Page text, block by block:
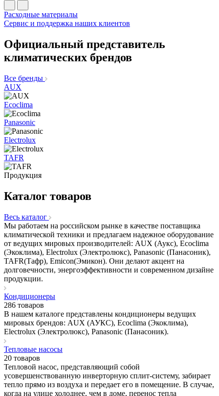
Расходные материалы
Сервис и поддержка наших клиентов
Официальный представитель
климатических брендов
Все бренды
AUX
Ecoclima
Panasonic
Electrolux
TAFR
Продукция
Каталог товаров
Весь каталог
Мы работаем на российском рынке в качестве поставщика
климатической техники и предлагаем надежное оборудование
от ведущих мировых производителей: AUX (Аукс), Ecoclima
(Экоклима), Electrolux (Электролюкс), Panasonic (Панасоник),
TAFR(Тафр), Emicon(Эмикон). Они делают акцент на
долговечности, энергоэффективности и современном дизайне
продукции.
Кондиционеры
286 товаров
В нашем каталоге представлены кондиционеры ведущих
мировых брендов: AUX (АУКС), Ecoclima (Экоклима),
Electrolux (Электролюкс), Panasonic (Панасоник).
Тепловые насосы
20 товаров
Тепловой насос, представляющий собой
усовершенствованную инверторную сплит-систему, забирает
тепло прямо из воздуха и передает его в помещение. В случае,
когда на улице холоднее, чем в доме, перенос тепла